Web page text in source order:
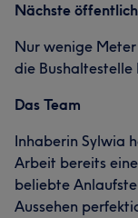
Nächste
Nur wenige
die
Das Team
Inhaberin Sylwia
Arbeit bereits
beliebte
Aussehen